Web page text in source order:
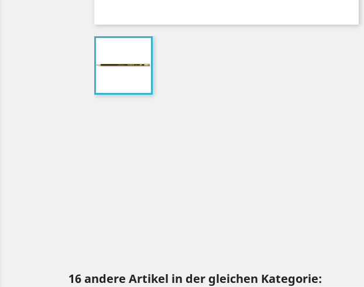
16 andere Artikel in der gleichen Kategorie: